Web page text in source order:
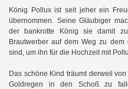
König Pollux ist seit jeher ein
übernommen. Seine Gläubiger
der bankrotte König sie damit
Brautwerber auf dem Weg zu
sind, um ihn für die Hochzeit mit
Das schöne Kind träumt derweil
Goldregen in den Schoß zu